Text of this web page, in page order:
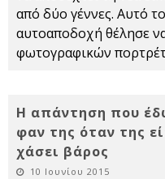
από δύο γέννες. Αυτό
αυτοαποδοχή θέλησε
φωτογραφικών
Η απάντηση που
φαν της όταν της
χάσει βάρος
10 Ιουνίου 2015